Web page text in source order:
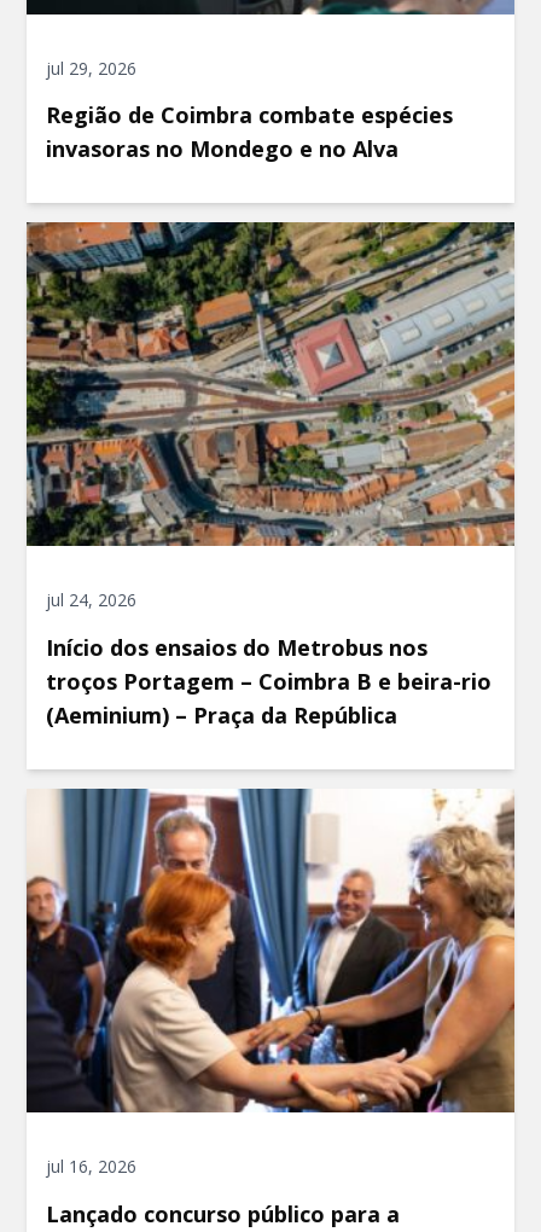
jul 29, 2026
Região de Coimbra combate espécies
invasoras no Mondego e no Alva
jul 24, 2026
Início dos ensaios do Metrobus nos
troços Portagem – Coimbra B e beira-rio
(Aeminium) – Praça da República
jul 16, 2026
Lançado concurso público para a